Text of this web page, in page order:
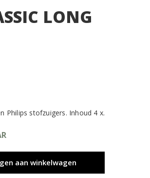
LONG
Philips stofzuigers. Inhoud 4 x.
aan winkelwagen